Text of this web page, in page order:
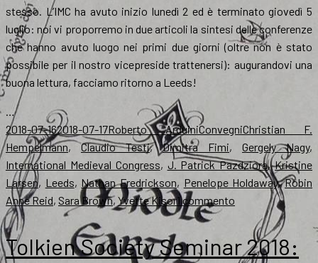
stesso. L’IMC ha avuto inizio lunedì 2 ed è terminato giovedì 5
luglio: noi vi proporremo in due articoli la sintesi delle conferenze
che hanno avuto luogo nei primi due giorni (oltre non è stato
possibile per il nostro vicepreside trattenersi): augurandovi una
buona lettura, facciamo ritorno a Leeds!
…
Scritto
il
2018-07-162018-07-17Autore
Roberto ArduiniCategorie
ConvegniTag
Christian F.
Hempelmann,Claudio Testi,Dimitra Fimi, Gergely Nagy,
International Medieval Congress, J. Patrick Pazdziora,Kristine
Larsen, Leeds, Nathan Fredrickson, Penelope Holdaway,Robin
Anne Reid, Sara Brown, Yvette Kisor1 commento
Tolkien
all’IMC
2018,
Tolkien Society Seminar 2018: